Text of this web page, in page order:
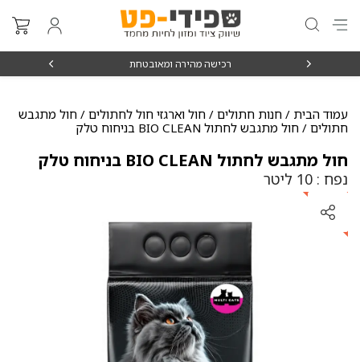
רכישה מהירה ומאובטחת
עמוד הבית / חנות חתולים / חול וארגזי חול לחתולים / חול מתגבש
חתולים / חול מתגבש לחתול BIO CLEAN בניחוח טלק
חול מתגבש לחתול BIO CLEAN בניחוח טלק
נפח : 10 ליטר
3
+
1
מ
ת
נ
ה